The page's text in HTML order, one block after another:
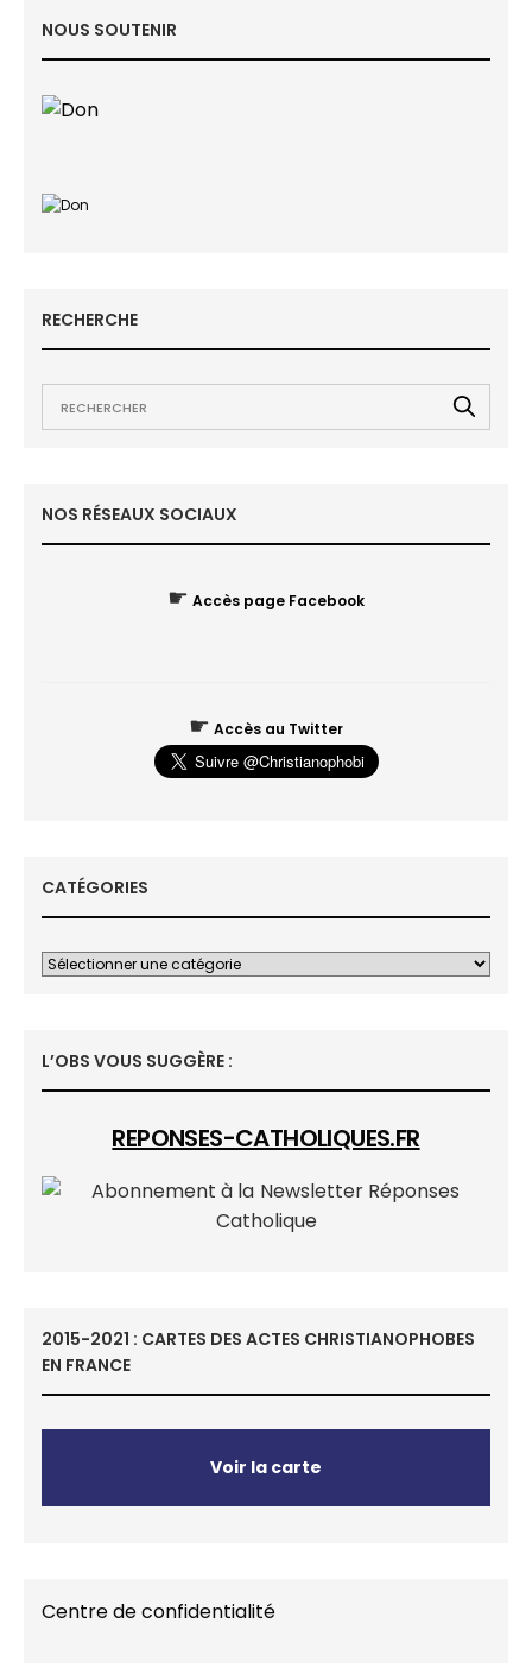
NOUS SOUTENIR
RECHERCHE
NOS RÉSEAUX SOCIAUX
☛ Accès page Facebook
☛ Accès au Twitter
CATÉGORIES
L’OBS VOUS SUGGÈRE :
REPONSES-CATHOLIQUES.FR
2015-2021 : CARTES DES ACTES CHRISTIANOPHOBES
EN FRANCE
Voir la carte
Centre de confidentialité